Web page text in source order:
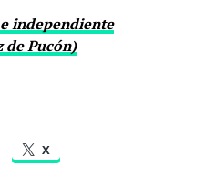
independiente
de Pucón)
X